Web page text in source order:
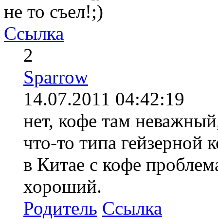
не то съел!
Ссылка
2
Sparrow
14.07.2011 04:42:19
нет, кофе там
что-то типа гейзерной
в Китае с кофе
хороший.
Родитель Ссылка